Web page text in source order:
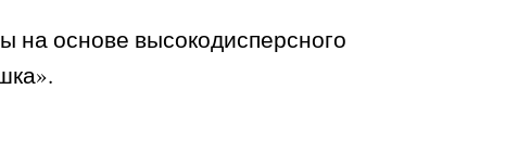
на основе высокодисперсного